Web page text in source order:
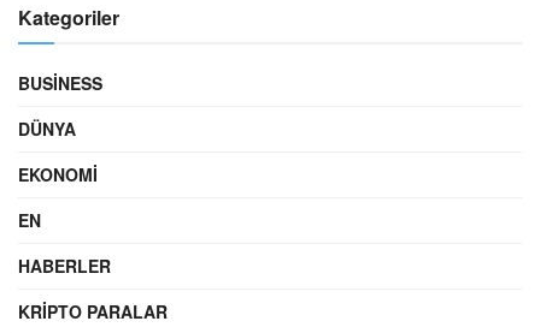
Kategoriler
BUSINESS
DÜNYA
EKONOMI
EN
HABERLER
KRIPTO PARALAR